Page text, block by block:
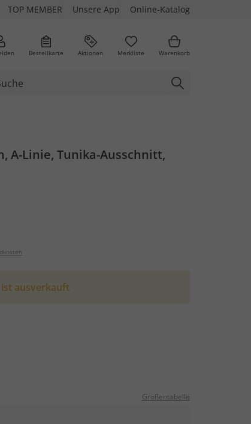
TOP MEMBER Unsere App Online-Katalog
Bestellkarte Aktionen Merkliste Warenkorb
A-Linie, Tunika-Ausschnitt,
ist ausverkauft
Größentabelle